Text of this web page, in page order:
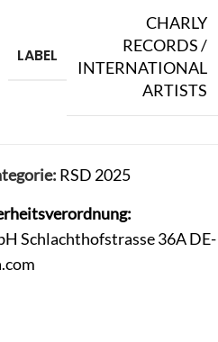
LABEL
CHARLY
RECORDS /
INTERNATIONAL
ARTISTS
RSD 2025
Schlachthofstrasse 36A DE-